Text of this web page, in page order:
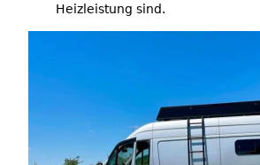
Heizleistung sind.